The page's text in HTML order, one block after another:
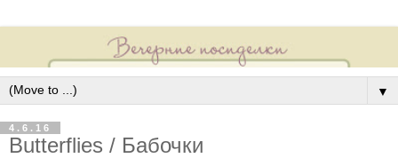
▼
4.6.16
Butterflies / Бабочки